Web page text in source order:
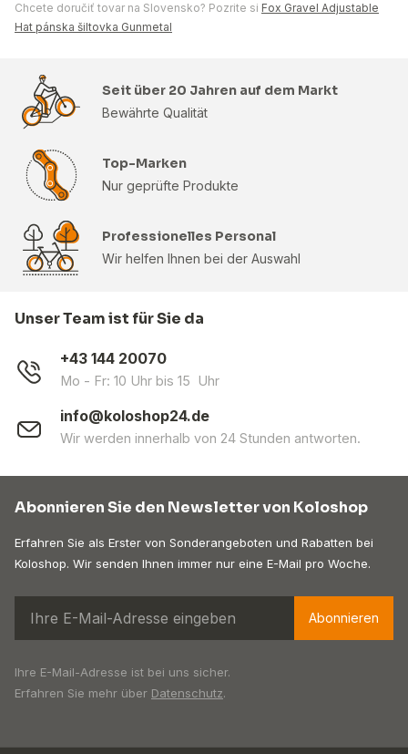
Chcete doručiť tovar na Slovensko? Pozrite si Fox Gravel Adjustable
Hat pánska šiltovka Gunmetal
Seit über 20 Jahren auf dem Markt
Bewährte Qualität
Top-Marken
Nur geprüfte Produkte
Professionelles Personal
Wir helfen Ihnen bei der Auswahl
Unser Team ist für Sie da
+43 144 20070
Mo - Fr: 10 Uhr bis 15 Uhr
info@koloshop24.de
Wir werden innerhalb von 24 Stunden antworten.
Abonnieren Sie den Newsletter von Koloshop
Erfahren Sie als Erster von Sonderangeboten und Rabatten bei
Koloshop. Wir senden Ihnen immer nur eine E-Mail pro Woche.
Abonnieren
Ihre E-Mail-Adresse ist bei uns sicher.
Erfahren Sie mehr über Datenschutz.